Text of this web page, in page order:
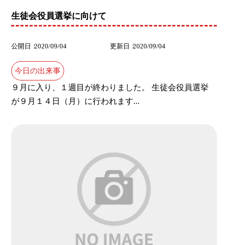
生徒会役員選挙に向けて
公開日 2020/09/04 更新日 2020/09/04
今日の出来事
９月に入り、１週目が終わりました。 生徒会役員選挙
が９月１４日（月）に行われます...